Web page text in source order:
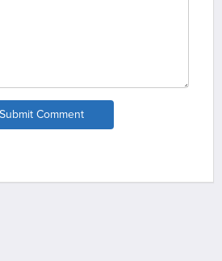
Submit Comment